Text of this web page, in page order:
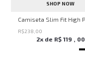
SHOP NOW
R$238 00
2x de R$ 119 , 00